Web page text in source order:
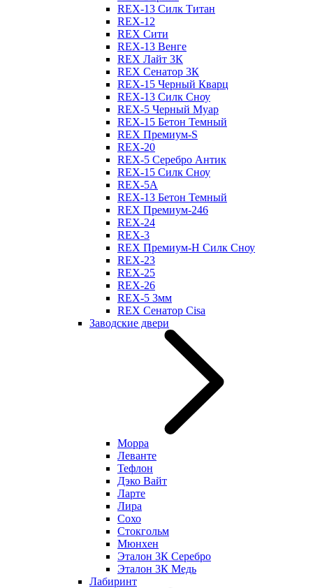
REX-13 Силк Титан
REX-12
REX Сити
REX-13 Венге
REX Лайт 3К
REX Сенатор 3К
REX-15 Черный Кварц
REX-13 Силк Сноу
REX-5 Черный Муар
REX-15 Бетон Темный
REX Премиум-S
REX-20
REX-5 Серебро Антик
REX-15 Силк Сноу
REX-5А
REX-13 Бетон Темный
REX Премиум-246
REX-24
REX-3
REX Премиум-Н Силк Сноу
REX-23
REX-25
REX-26
REX-5 3мм
REX Сенатор Cisa
Заводские двери
Морра
Леванте
Тефлон
Дэко Вайт
Ларте
Лира
Сохо
Стокгольм
Мюнхен
Эталон 3К Серебро
Эталон 3К Медь
Лабиринт